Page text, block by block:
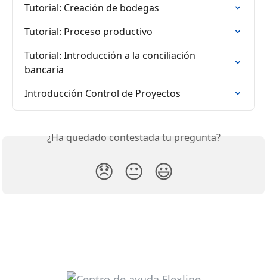
Tutorial: Creación de bodegas
Tutorial: Proceso productivo
Tutorial: Introducción a la conciliación
bancaria
Introducción Control de Proyectos
¿Ha quedado contestada tu pregunta?
😞 😐 😃